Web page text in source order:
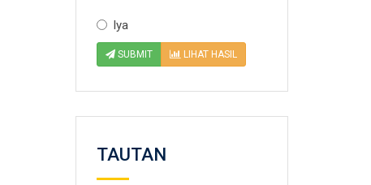
Iya
SUBMIT LIHAT HASIL
TAUTAN